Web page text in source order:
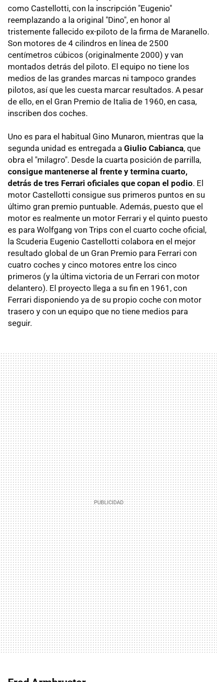
como Castellotti, con la inscripción "Eugenio"
reemplazando a la original "Dino", en honor al
tristemente fallecido ex-piloto de la firma de Maranello.
Son motores de 4 cilindros en línea de 2500
centímetros cúbicos (originalmente 2000) y van
montados detrás del piloto. El equipo no tiene los
medios de las grandes marcas ni tampoco grandes
pilotos, así que les cuesta marcar resultados. A pesar
de ello, en el Gran Premio de Italia de 1960, en casa,
inscriben dos coches.
Uno es para el habitual Gino Munaron, mientras que la
segunda unidad es entregada a Giulio Cabianca, que
obra el "milagro". Desde la cuarta posición de parrilla,
consigue mantenerse al frente y termina cuarto,
detrás de tres Ferrari oficiales que copan el podio. El
motor Castellotti consigue sus primeros puntos en su
último gran premio puntuable. Además, puesto que el
motor es realmente un motor Ferrari y el quinto puesto
es para Wolfgang von Trips con el cuarto coche oficial,
la Scuderia Eugenio Castellotti colabora en el mejor
resultado global de un Gran Premio para Ferrari con
cuatro coches y cinco motores entre los cinco
primeros (y la última victoria de un Ferrari con motor
delantero). El proyecto llega a su fin en 1961, con
Ferrari disponiendo ya de su propio coche con motor
trasero y con un equipo que no tiene medios para
seguir.